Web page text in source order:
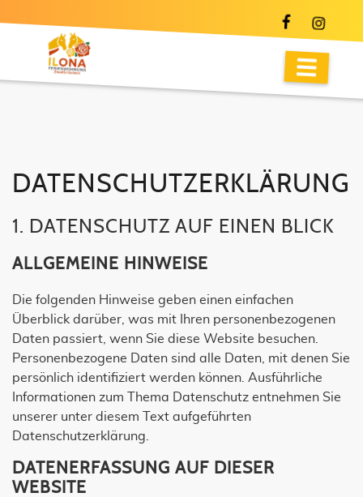
DATENSCHUTZERKLÄRUNG
1. DATENSCHUTZ AUF EINEN BLICK
ALLGEMEINE HINWEISE
Die folgenden Hinweise geben einen einfachen
Überblick darüber, was mit Ihren personenbezogenen
Daten passiert, wenn Sie diese Website besuchen.
Personenbezogene Daten sind alle Daten, mit denen Sie
persönlich identifiziert werden können. Ausführliche
Informationen zum Thema Datenschutz entnehmen Sie
unserer unter diesem Text aufgeführten
Datenschutzerklärung.
DATENERFASSUNG AUF DIESER
WEBSITE